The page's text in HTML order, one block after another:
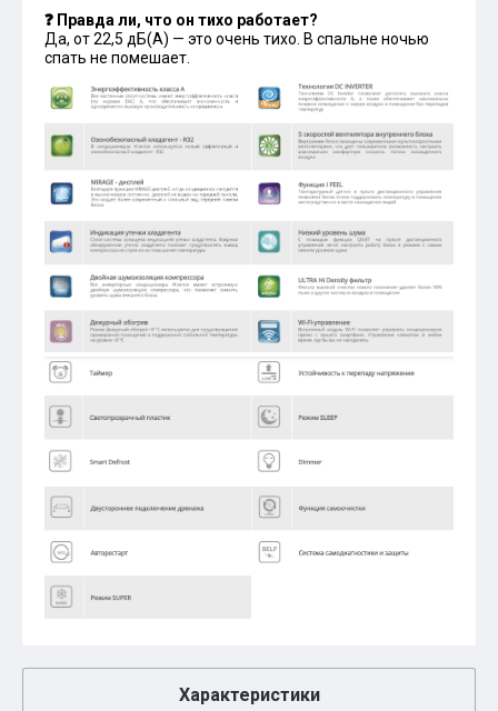
❓ Правда ли, что он тихо работает?
Да, от 22,5 дБ(А) — это очень тихо. В спальне ночью
спать не помешает.
Характеристики